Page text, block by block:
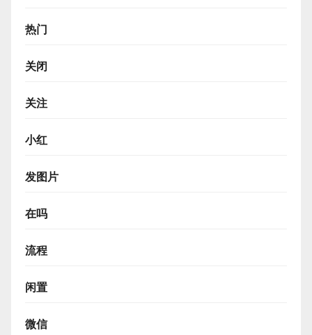
热门
关闭
关注
小红
发图片
在吗
流程
闲置
微信